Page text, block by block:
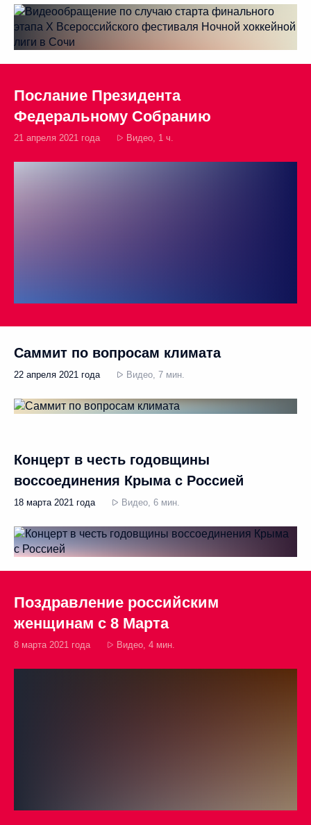
Послание Президента
Федеральному Собранию
21 апреля 2021 года Видео, 1 ч.
Саммит по вопросам климата
22 апреля 2021 года Видео, 7 мин.
Концерт в честь годовщины
воссоединения Крыма с Россией
18 марта 2021 года Видео, 6 мин.
Поздравление российским
женщинам с 8 Марта
8 марта 2021 года Видео, 4 мин.